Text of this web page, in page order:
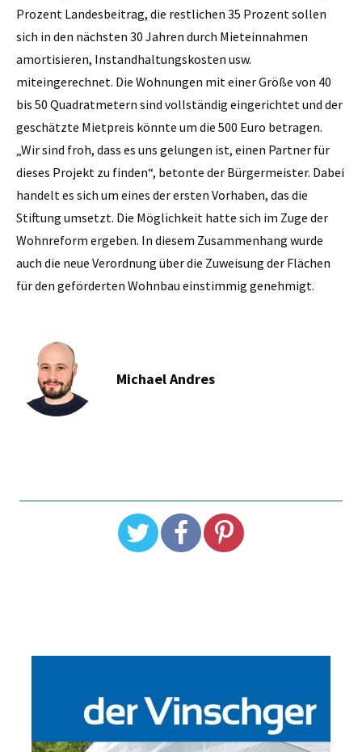
Prozent Landesbeitrag, die restlichen 35 Prozent sollen
sich in den nächsten 30 Jahren durch Mieteinnahmen
amortisieren, Instandhaltungskosten usw.
miteingerechnet. Die Wohnungen mit einer Größe von 40
bis 50 Quadratmetern sind vollständig eingerichtet und der
geschätzte Mietpreis könnte um die 500 Euro betragen.
„Wir sind froh, dass es uns gelungen ist, einen Partner für
dieses Projekt zu finden“, betonte der Bürgermeister. Dabei
handelt es sich um eines der ersten Vorhaben, das die
Stiftung umsetzt. Die Möglichkeit hatte sich im Zuge der
Wohnreform ergeben. In diesem Zusammenhang wurde
auch die neue Verordnung über die Zuweisung der Flächen
für den geförderten Wohnbau einstimmig genehmigt.
Michael Andres